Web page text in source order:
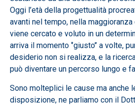
Oggi l’età della progettualità
avanti nel tempo, nella
viene cercato e voluto in un
arriva il momento ‘’giusto’’ a volte,
desiderio non si realizza, e la
può diventare un percorso lungo e
Sono molteplici le cause ma anche
disposizione, ne parliamo con il